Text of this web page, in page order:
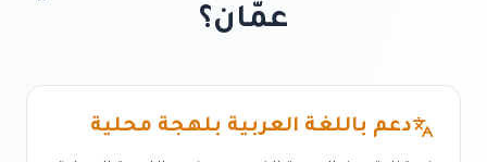
عمّان؟
دعم باللغة العربية بلهجة محلية